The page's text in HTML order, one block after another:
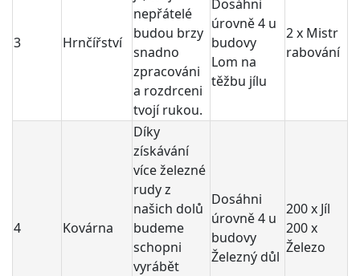
3 Hrnčířství
nepřátelé
budou brzy
snadno
zpracováni
a rozdrceni
tvojí rukou.
Dosáhni
úrovně 4 u
budovy
Lom na
těžbu jílu
2 x Mistr
rabování
4 Kovárna
Díky
získávání
více železné
rudy z
našich dolů
budeme
schopni
vyrábět
Dosáhni
úrovně 4 u
budovy
Železný důl
200 x Jíl
200 x
Železo